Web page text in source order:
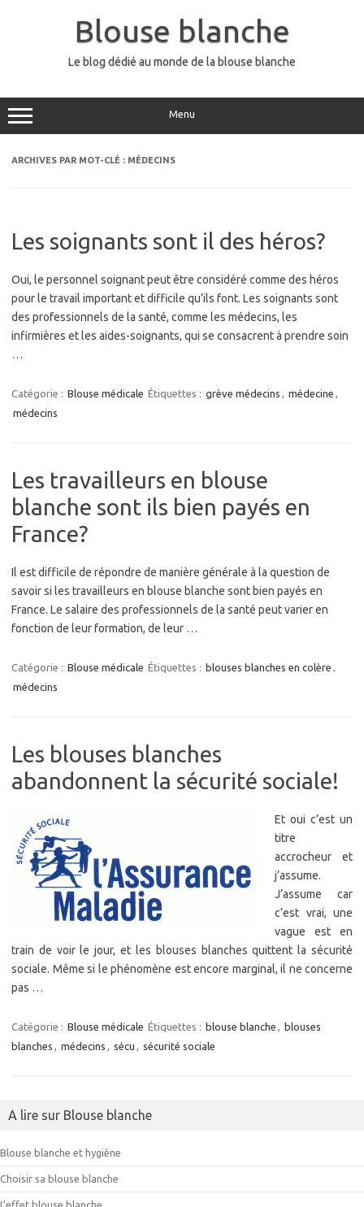
Blouse blanche
Le blog dédié au monde de la blouse blanche
Menu
ARCHIVES PAR MOT-CLÉ : MÉDECINS
Les soignants sont il des héros?
Oui, le personnel soignant peut être considéré comme des héros
pour le travail important et difficile qu’ils font. Les soignants sont
des professionnels de la santé, comme les médecins, les
infirmières et les aides-soignants, qui se consacrent à prendre soin
…
Catégorie : Blouse médicale Étiquettes : grève médecins , médecine ,
médecins
Les travailleurs en blouse
blanche sont ils bien payés en
France?
Il est difficile de répondre de manière générale à la question de
savoir si les travailleurs en blouse blanche sont bien payés en
France. Le salaire des professionnels de la santé peut varier en
fonction de leur formation, de leur …
Catégorie : Blouse médicale Étiquettes : blouses blanches en colère ,
médecins
Les blouses blanches
abandonnent la sécurité sociale!
Et oui c’est un
titre
accrocheur et
j’assume.
J’assume car
c’est vrai, une
vague est en
train de voir le jour, et les blouses blanches quittent la sécurité
sociale. Même si le phénomène est encore marginal, il ne concerne
pas …
Catégorie : Blouse médicale Étiquettes : blouse blanche , blouses
blanches , médecins , sécu , sécurité sociale
A lire sur Blouse blanche
Blouse blanche et hygiène
Choisir sa blouse blanche
L’effet blouse blanche